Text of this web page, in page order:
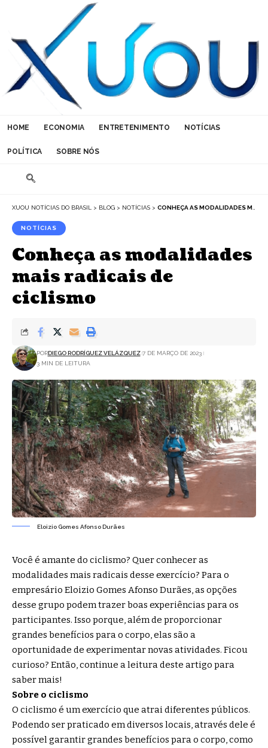
HOME ECONOMIA ENTRETENIMENTO NOTÍCIAS
POLÍTICA SOBRE NÓS
XUOU NOTÍCIAS DO BRASIL > BLOG > NOTÍCIAS > CONHEÇA AS MODALIDADES MAIS RADICAIS DE CICLISMO
NOTÍCIAS
Conheça as modalidades
mais radicais de
ciclismo
PORDIEGO RODRÍGUEZ VELÁZQUEZ 7 DE MARÇO DE 2023
3 MIN DE LEITURA
Eloizio Gomes Afonso Durães
Você é amante do ciclismo? Quer conhecer as
modalidades mais radicais desse exercício? Para o
empresário Eloizio Gomes Afonso Durães, as opções
desse grupo podem trazer boas experiências para os
participantes. Isso porque, além de proporcionar
grandes benefícios para o corpo, elas são a
oportunidade de experimentar novas atividades. Ficou
curioso? Então, continue a leitura deste artigo para
saber mais!
Sobre o ciclismo
O ciclismo é um exercício que atrai diferentes públicos.
Podendo ser praticado em diversos locais, através dele é
possível garantir grandes benefícios para o corpo, como